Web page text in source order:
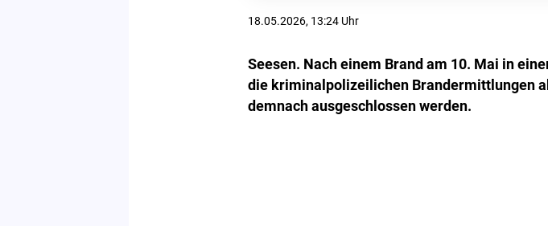
18.05.2026, 13:24 Uhr
Seesen. Nach einem Brand am 10. Mai in
die kriminalpolizeilichen Brandermittlungen
demnach ausgeschlossen werden.